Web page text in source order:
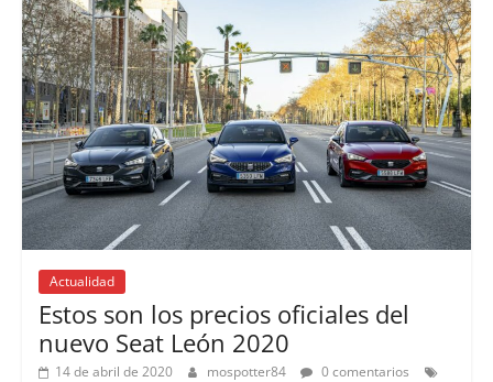
Actualidad
Estos son los precios oficiales del
nuevo Seat León 2020
14 de abril de 2020 mospotter84
0 comentarios